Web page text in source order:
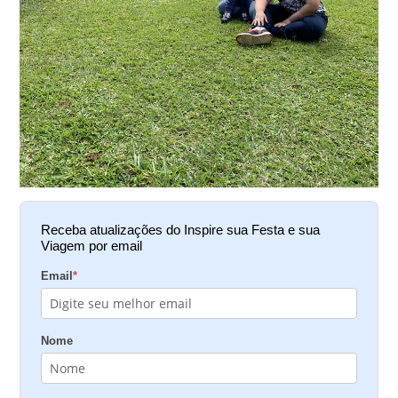
Receba atualizações do Inspire sua Festa e sua
Viagem por email
Email*
Nome